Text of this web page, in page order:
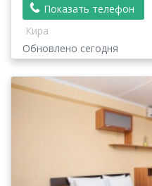
Показать телефон
Кира
Обновлено сегодня